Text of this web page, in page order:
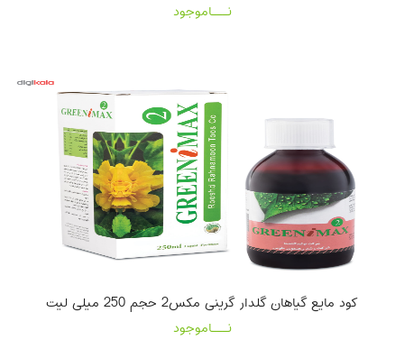
نـــاموجود
کود مایع گیاهان گلدار گرینی مکس2 حجم 250 میلی لیت
نـــاموجود